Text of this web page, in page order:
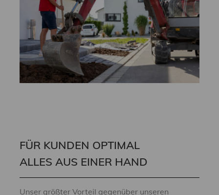
FÜR KUNDEN OPTIMAL
ALLES AUS EINER HAND
Unser größter Vorteil gegenüber unseren